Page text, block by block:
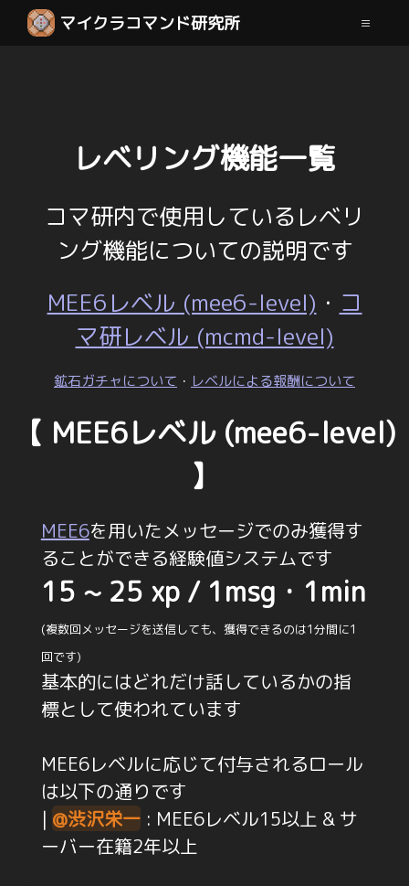
マイクラコマンド研究所
レベリング機能一覧
コマ研内で使用しているレベリ
ング機能についての説明です
MEE6レベル (mee6-level) ・ コ
マ研レベル (mcmd-level)
鉱石ガチャについて ・ レベルによる報酬について
【 MEE6レベル (mee6-level)
】
MEE6を用いたメッセージでのみ獲得す
ることができる経験値システムです
15 ~ 25 xp / 1msg・1min
(複数回メッセージを送信しても、獲得できるのは1分間に1
回です)
基本的にはどれだけ話しているかの指
標として使われています
MEE6レベルに応じて付与されるロール
は以下の通りです
| @渋沢栄一: MEE6レベル15以上 & サ
ーバー在籍2年以上